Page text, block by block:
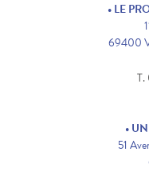
• LE
69400
T.
•
51